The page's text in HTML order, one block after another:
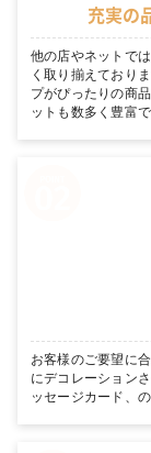
充実の
他の店やネットで
く取り揃えており
プがぴったりの商
ットも数多く豊富で
お客様のご要望に
にデコレーション
ッセージカード、